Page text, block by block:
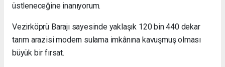
üstleneceğine inanıyorum.
Vezirköprü Barajı sayesinde yaklaşık 120 bin 440 dekar
tarım arazisi modern sulama imkânına kavuşmuş olması
büyük bir fırsat.